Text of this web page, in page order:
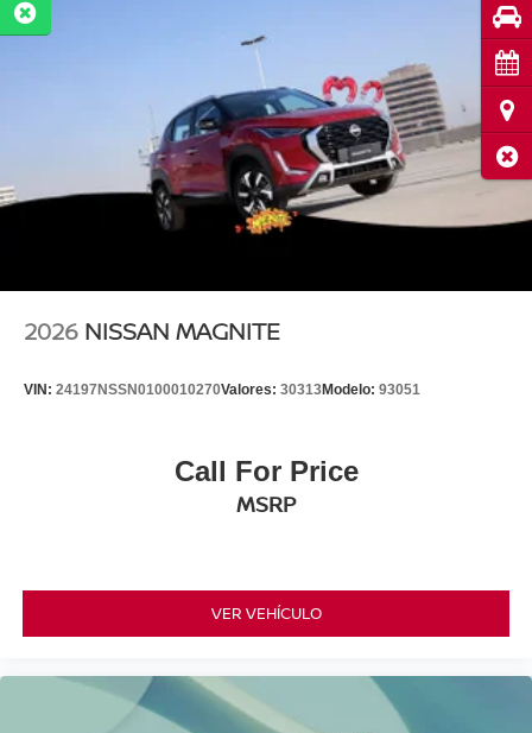
2026 NISSAN MAGNITE
VIN: 24197NSSN0100010270Valores: 30313Modelo: 93051
Call For Price
MSRP
VER VEHÍCULO